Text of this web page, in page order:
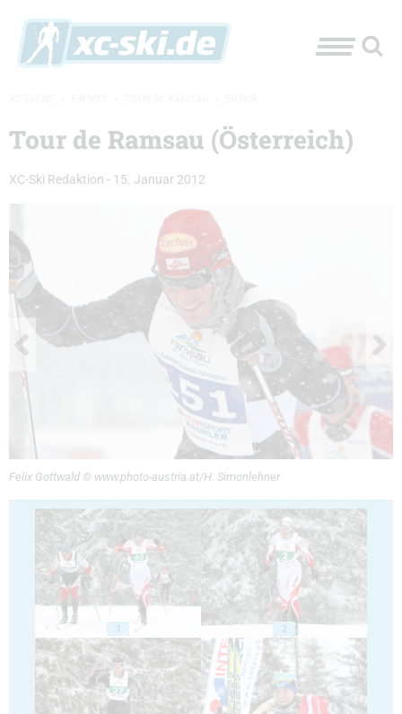
Tour de Ramsau (Österreich)
XC-Ski Redaktion - 15. Januar 2012
Felix Gottwald © www.photo-austria.at/H. Simonlehner
1 2